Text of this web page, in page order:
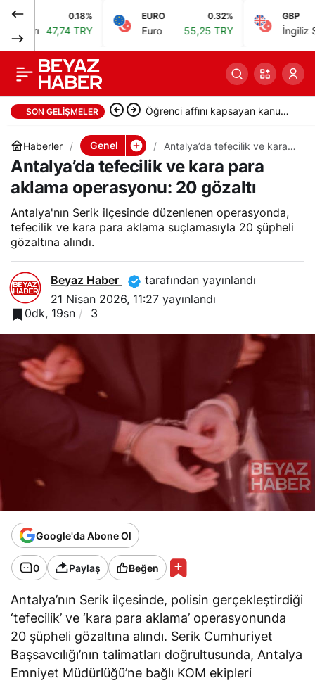
47,74 TRY
EURO
Euro 55,25 TRY
GBP
İngiliz Sterlini
SON GELIŞMELER Öğrenci affını kapsayan kanun
Haberler Genel
Antalya’da tefecilik ve kara
para aklama operasyonu: 20
gözaltı
Antalya’da tefecilik ve kara para
aklama operasyonu: 20 gözaltı
Antalya'nın Serik ilçesinde düzenlenen operasyonda,
tefecilik ve kara para aklama suçlamasıyla 20 şüpheli
gözaltına alındı.
Beyaz Haber
tarafından yayınlandı
21 Nisan 2026, 11:27 yayınlandı
0dk, 19sn
3
Google'da Abone Ol
0 Paylaş Beğen
Antalya’nın Serik ilçesinde, polisin gerçekleştirdiği
‘tefecilik’ ve ‘kara para aklama’ operasyonunda
20 şüpheli gözaltına alındı. Serik Cumhuriyet
Başsavcılığı’nın talimatları doğrultusunda, Antalya
Emniyet Müdürlüğü’ne bağlı KOM ekipleri
Karagül lakaplı sosyal
medya fenomeni
Merve C. tutuklandı
Paylaş